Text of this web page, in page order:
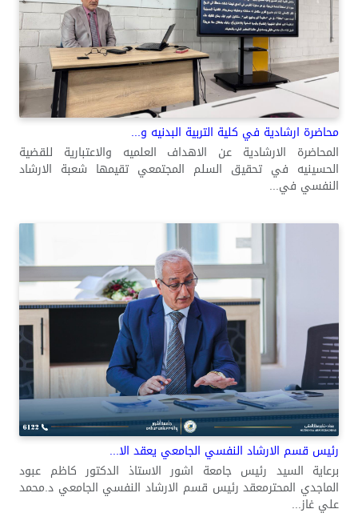
محاضرة ارشادية في كلية التربية البدنيه و...
المحاضرة الارشادية عن الاهداف العلميه والاعتبارية للقضية
الحسينيه في تحقيق السلم المجتمعي تقيمها شعبة الارشاد
النفسي في...
رئيس قسم الارشاد النفسي الجامعي يعقد الا...
برعاية السيد رئيس جامعة اشور الاستاذ الدكتور كاظم عبود
الماجدي المحترمعقد رئيس قسم الارشاد النفسي الجامعي د.محمد
علي غاز...